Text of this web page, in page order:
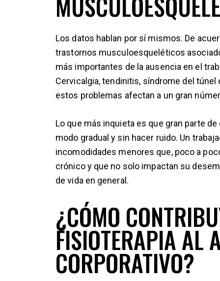
Los datos hablan por sí mismos. De
trastornos musculoesqueléticos
más importantes de la ausencia en el
Cervicalgia, tendinitis, síndrome del túnel
estos problemas afectan a un gran
Lo que más inquieta es que gran parte
modo gradual y sin hacer ruido. Un
incomodidades menores que, poco a
crónico y que no solo impactan su
de vida en general.
¿CÓMO
FISIOTERAPIA AL
CORPORATIVO?